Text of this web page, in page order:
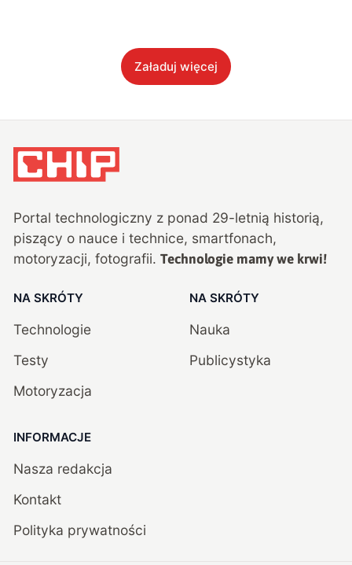
Załaduj więcej
Portal technologiczny z ponad 29-letnią historią,
piszący o nauce i technice, smartfonach,
motoryzacji, fotografii. Technologie mamy we krwi!
NA SKRÓTY
Technologie
Testy
Motoryzacja
NA SKRÓTY
Nauka
Publicystyka
INFORMACJE
Nasza redakcja
Kontakt
Polityka prywatności